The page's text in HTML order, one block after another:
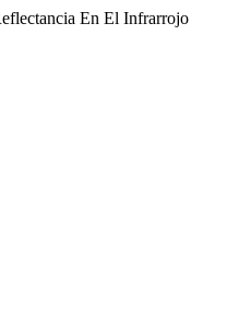
En El Infrarrojo